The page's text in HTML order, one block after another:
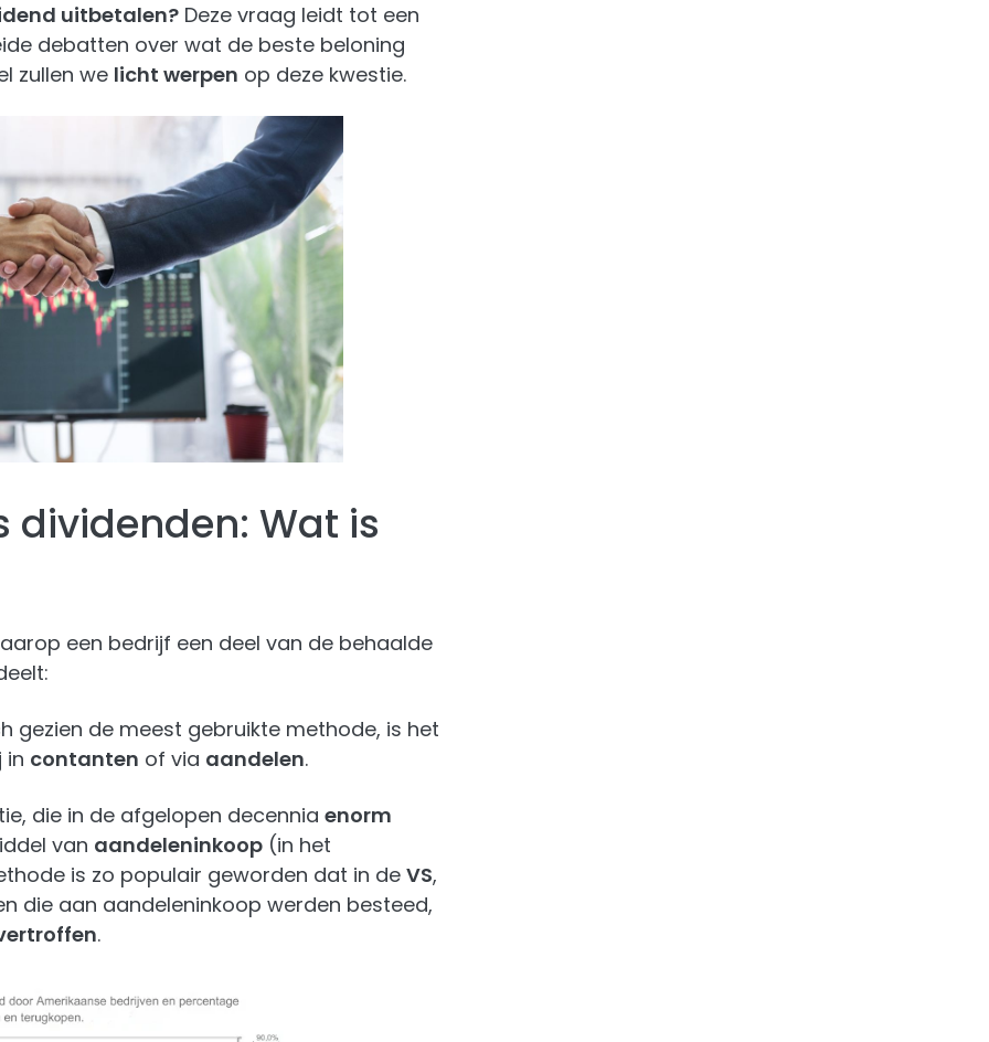
uitbetalen? Deze vraag leidt tot een
debatten over wat de beste beloning
zullen we licht werpen op deze kwestie.
dividenden: Wat is
een bedrijf een deel van de behaalde
gezien de meest gebruikte methode, is het
in contanten of via aandelen.
die in de afgelopen decennia enorm
van aandeleninkoop (in het
is zo populair geworden dat in de VS,
die aan aandeleninkoop werden besteed,
.